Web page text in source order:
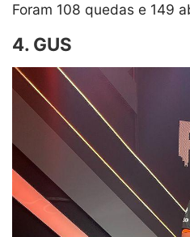
Foram 108 quedas e 149
4. GUS